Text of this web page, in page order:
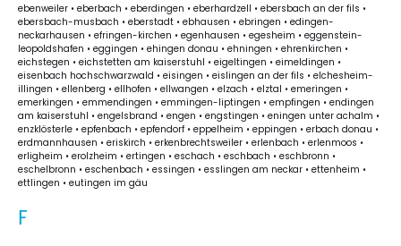
ebenweiler • eberbach • eberdingen • eberhardzell • ebersbach an der fils •
ebersbach-musbach • eberstadt • ebhausen • ebringen • edingen-
neckarhausen • efringen-kirchen • egenhausen • egesheim • eggenstein-
leopoldshafen • eggingen • ehingen donau • ehningen • ehrenkirchen •
eichstegen • eichstetten am kaiserstuhl • eigeltingen • eimeldingen •
eisenbach hochschwarzwald • eisingen • eislingen an der fils • elchesheim-
illingen • ellenberg • ellhofen • ellwangen • elzach • elztal • emeringen •
emerkingen • emmendingen • emmingen-liptingen • empfingen • endingen
am kaiserstuhl • engelsbrand • engen • engstingen • eningen unter achalm •
enzklösterle • epfenbach • epfendorf • eppelheim • eppingen • erbach donau •
erdmannhausen • eriskirch • erkenbrechtsweiler • erlenbach • erlenmoos •
erligheim • erolzheim • ertingen • eschach • eschbach • eschbronn •
eschelbronn • eschenbach • essingen • esslingen am neckar • ettenheim •
ettlingen • eutingen im gäu
F